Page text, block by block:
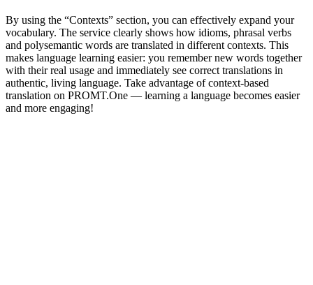
By using the “Contexts” section, you can effectively expand your
vocabulary. The service clearly shows how idioms, phrasal verbs
and polysemantic words are translated in different contexts. This
makes language learning easier: you remember new words together
with their real usage and immediately see correct translations in
authentic, living language. Take advantage of context-based
translation on PROMT.One — learning a language becomes easier
and more engaging!